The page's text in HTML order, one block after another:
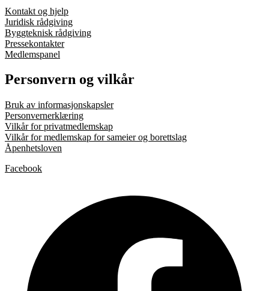
Kontakt og hjelp
Juridisk rådgiving
Byggteknisk rådgiving
Pressekontakter
Medlemspanel
Personvern og vilkår
Bruk av informasjonskapsler
Personvernerklæring
Vilkår for privatmedlemskap
Vilkår for medlemskap for sameier og borettslag
Åpenhetsloven
Facebook